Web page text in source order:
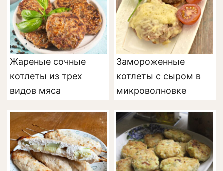
Жареные сочные
котлеты из трех
видов мяса
Замороженные
котлеты с сыром в
микроволновке